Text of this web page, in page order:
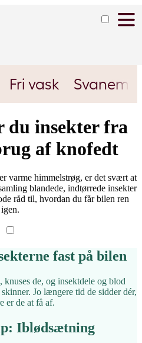
Fri vask
du insekter fra
af knofedt
varme himmelstrøg, er det svært at
blandede, indtørrede insekter
råd til, hvordan du får bilen ren
igen.
fast på bilen
de, og insektdele og blod
Jo længere tid de sidder dér,
er de at få af.
Iblødsætning